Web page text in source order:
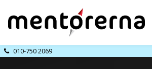
010-750 2069